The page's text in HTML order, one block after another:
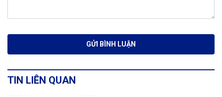
TIN LIÊN QUAN